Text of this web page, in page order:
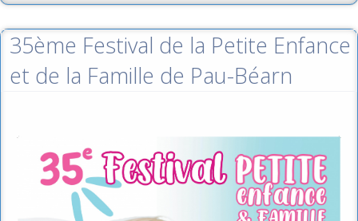
35ème Festival de la Petite Enfance
et de la Famille de Pau-Béarn